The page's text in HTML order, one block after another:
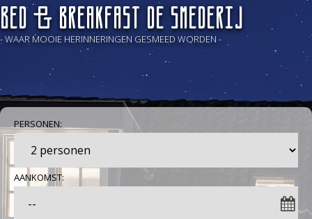
BED & BREAKFAST De Smederij
- WAAR MOOIE HERINNERINGEN GESMEED WORDEN -
PERSONEN:
AANKOMST: